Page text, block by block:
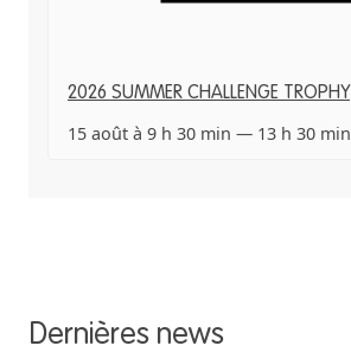
2026 SUMMER CHALLENGE TROPHY
15 août à 9 h 30 min — 13 h 30 min
Dernières news